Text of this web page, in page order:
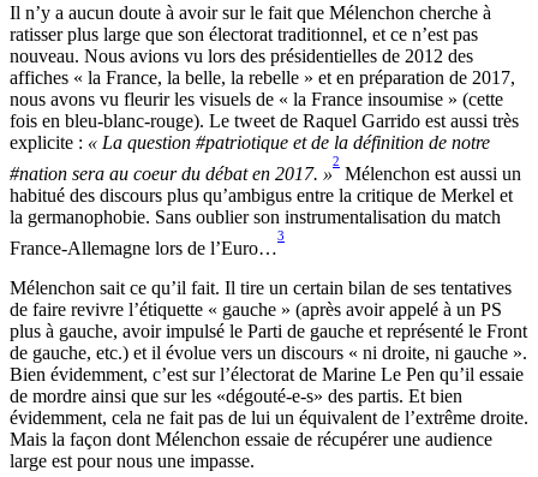
Il n’y a aucun doute à avoir sur le fait que Mélenchon cherche à
ratisser plus large que son électorat traditionnel, et ce n’est pas
nouveau. Nous avions vu lors des présidentielles de 2012 des
affiches « la France, la belle, la rebelle » et en préparation de 2017,
nous avons vu fleurir les visuels de « la France insoumise » (cette
fois en bleu-blanc-rouge). Le tweet de Raquel Garrido est aussi très
explicite : « La question #patriotique et de la définition de notre
#nation sera au coeur du débat en 2017. »
2
Mélenchon est aussi un
habitué des discours plus qu’ambigus entre la critique de Merkel et
la germanophobie. Sans oublier son instrumentalisation du match
France-Allemagne lors de l’Euro…
3
Mélenchon sait ce qu’il fait. Il tire un certain bilan de ses tentatives
de faire revivre l’étiquette « gauche » (après avoir appelé à un PS
plus à gauche, avoir impulsé le Parti de gauche et représenté le Front
de gauche, etc.) et il évolue vers un discours « ni droite, ni gauche ».
Bien évidemment, c’est sur l’électorat de Marine Le Pen qu’il essaie
de mordre ainsi que sur les «dégouté-e-s» des partis. Et bien
évidemment, cela ne fait pas de lui un équivalent de l’extrême droite.
Mais la façon dont Mélenchon essaie de récupérer une audience
large est pour nous une impasse.